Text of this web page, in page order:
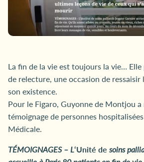
La fin de la vie est toujours la vie…
de relecture, une occasion de ressaisir
son existence.
Pour le Figaro, Guyonne de Montjou
témoignage de personnes
Médicale.
TÉMOIGNAGES – L‘Unité de soins